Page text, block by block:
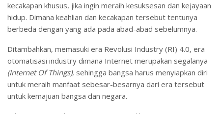
kecakapan khusus, jika ingin meraih kesuksesan dan kejayaan
hidup. Dimana keahlian dan kecakapan tersebut tentunya
berbeda dengan yang ada pada abad-abad sebelumnya.
Ditambahkan, memasuki era Revolusi Industry (RI) 4.0, era
otomatisasi industry dimana Internet merupakan segalanya
(Internet Of Things), sehingga bangsa harus menyiapkan diri
untuk meraih manfaat sebesar-besarnya dari era tersebut
untuk kemajuan bangsa dan negara.